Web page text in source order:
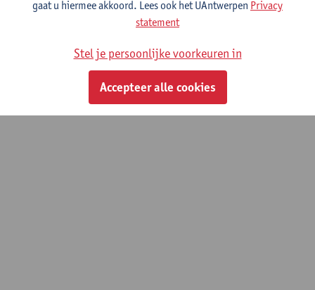
gaat u hiermee akkoord. Lees ook het UAntwerpen Privacy
statement
Stel je persoonlijke voorkeuren in
Accepteer alle cookies